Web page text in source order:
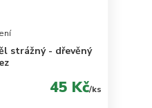
strážný - dřevěný
45 Kč/ks